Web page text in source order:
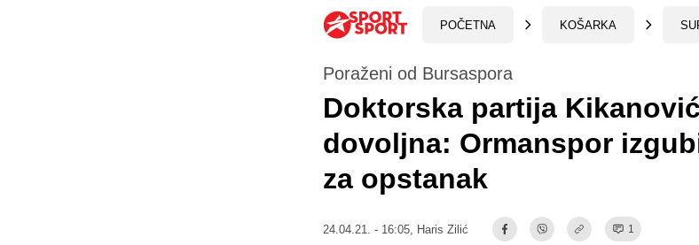
POČETNA KOŠARKA
Poraženi od Bursaspora
Doktorska partija
dovoljna: Ormanspor
za opstanak
24.04.21. - 16:05, Haris Zilić 1